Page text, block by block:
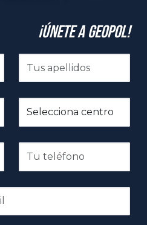
¡Únete a GeoPol!